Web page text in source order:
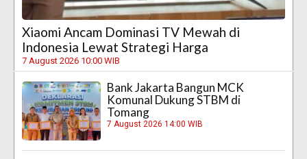
Xiaomi Ancam Dominasi TV Mewah di
Indonesia Lewat Strategi Harga
7 August 2026 10:00 WIB
Bank Jakarta Bangun MCK
Komunal Dukung STBM di
Tomang
7 August 2026 14:00 WIB